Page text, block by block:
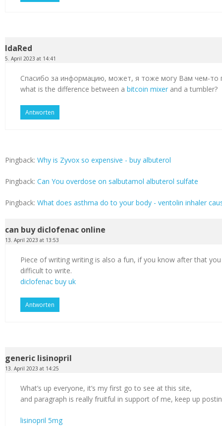
IdaRed
5. April 2023 at 14:41
Спасибо за информацию, может, я тоже могу Вам чем-то
what is the difference between a bitcoin mixer and a tumbler?
Antworten
Pingback: Why is Zyvox so expensive - buy albuterol
Pingback: Can You overdose on salbutamol albuterol sulfate
Pingback: What does asthma do to your body - ventolin inhaler
can buy diclofenac online
13. April 2023 at 13:53
Piece of writing writing is also a fun, if you know after that
difficult to write.
diclofenac buy uk
Antworten
generic lisinopril
13. April 2023 at 14:25
What’s up everyone, it’s my first go to see at this site,
and paragraph is really fruitful in support of me, keep up
lisinopril 5mg